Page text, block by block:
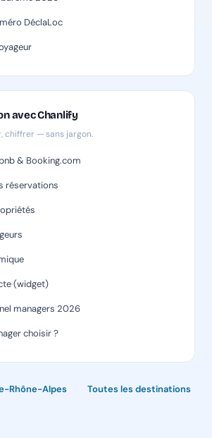
DéclaLoc
avec Chanlify
chiffrer — sans jargon.
& Booking.com
réservations
(widget)
managers 2026
choisir ?
Rhône-Alpes Toutes les destinations